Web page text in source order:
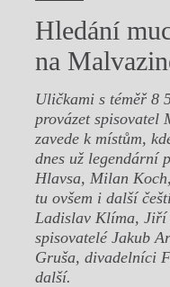
Hledání
na
Uličkami s téměř 8
provázet spisovatel
zavede k místům,
dnes už legendární
Hlavsa, Milan
tu ovšem i další
Ladislav Klíma, Jiří
spisovatelé Jakub
Gruša, divadelníci
další.